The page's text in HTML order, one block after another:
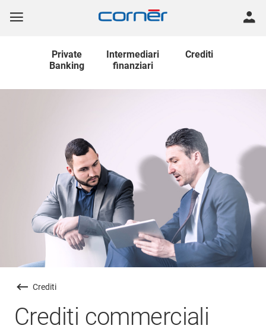
Private
Banking
Intermediari
finanziari
Crediti
Crediti
Crediti commerciali